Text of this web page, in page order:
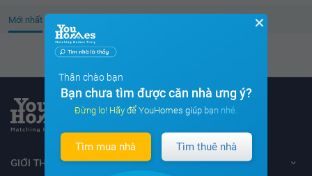
Mới nhất
Không tìm thấy tin bất động sản nào
GIỚI THIỆU VỀ YOUHOMES
✕
Thân chào bạn
Bạn chưa tìm được căn nhà ưng ý?
Đừng lo! Hãy để YouHomes giúp bạn nhé.
Tìm mua nhà Tìm thuê nhà